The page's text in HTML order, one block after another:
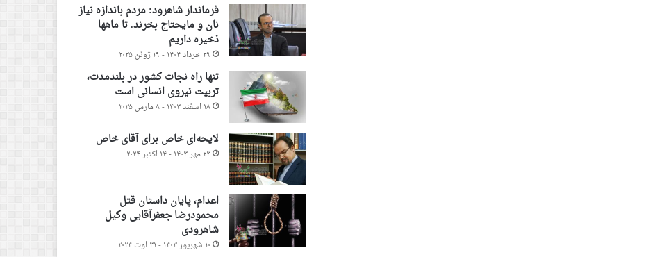
فرماندار شاهرود: مردم باندازه نیاز
نان و مایحتاج بخرند. تا ماهها
ذخیره داریم
۲۹ خرداد ۱۴۰۴ - ۱۹ ژوئن ۲۰۲۵
تنها راه نجات کشور در بلندمدت،
تربیت نیروی انسانی است
۱۸ اسفند ۱۴۰۳ - ۸ مارس ۲۰۲۵
لایحه‌ای خاص برای آقای خاص
۲۳ مهر ۱۴۰۳ - ۱۴ اکتبر ۲۰۲۴
اعدام، پایان داستان قتل
محمودرضا جعفرآقایی وکیل
شاهرودی
۱۰ شهریور ۱۴۰۳ - ۳۱ اوت ۲۰۲۴